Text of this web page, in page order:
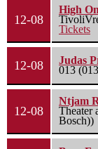
12-08
High
Tickets
12-08
Judas
013
12-08
Ntjam
Theater
Bosch))